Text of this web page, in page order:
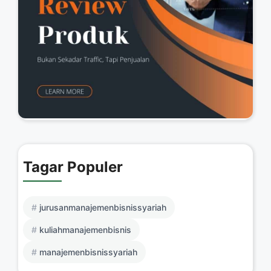
Tagar Populer
jurusanmanajemenbisnissyariah
kuliahmanajemenbisnis
manajemenbisnissyariah